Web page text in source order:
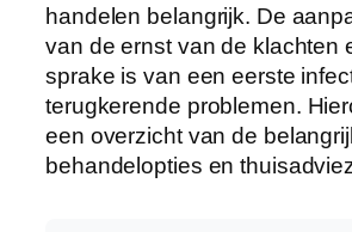
handelen belangrijk. De
van de ernst van de klachten
sprake is van een eerste
terugkerende problemen.
een overzicht van de
behandelopties en